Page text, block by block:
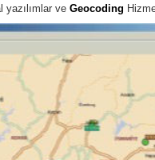
yazılımlar ve Geocoding